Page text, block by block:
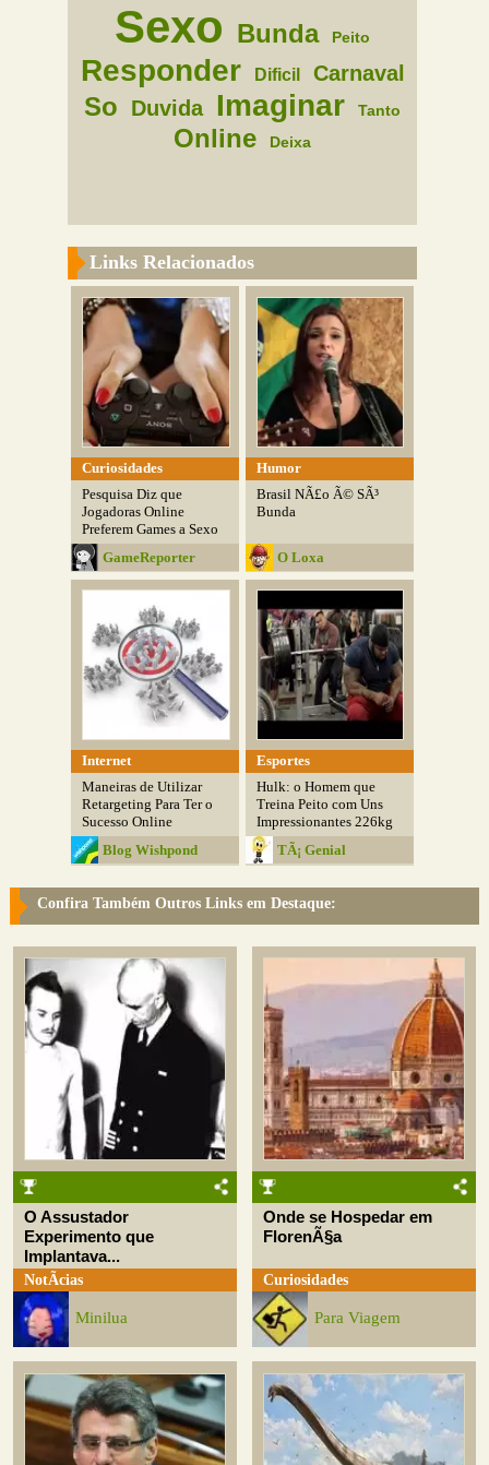
Sexo Bunda Peito
Responder Dificil Carnaval
So Duvida Imaginar Tanto
Online Deixa
Links Relacionados
Curiosidades
Pesquisa Diz que
Jogadoras Online
Preferem Games a Sexo
GameReporter
Humor
Brasil NÃ£o Ã© SÃ³
Bunda
O Loxa
Internet
Maneiras de Utilizar
Retargeting Para Ter o
Sucesso Online
Blog Wishpond
Esportes
Hulk: o Homem que
Treina Peito com Uns
Impressionantes 226kg
TÃ¡ Genial
Confira Também Outros Links em Destaque:
O Assustador
Experimento que
Implantava...
NotÃ­cias
Minilua
Onde se Hospedar em
FlorenÃ§a
Curiosidades
Para Viagem